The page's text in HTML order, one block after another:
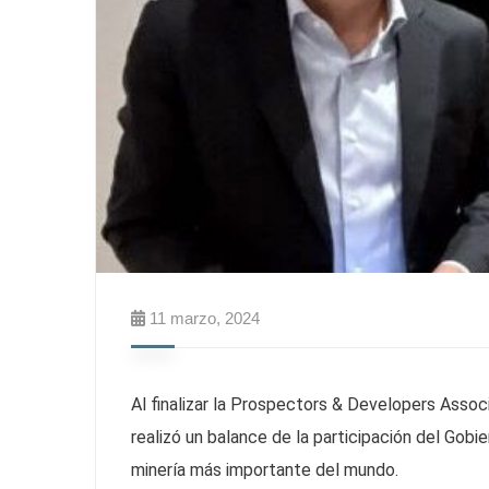
11 marzo, 2024
Al finalizar la Prospectors & Developers
realizó un balance de la participación del
minería más importante del mundo.